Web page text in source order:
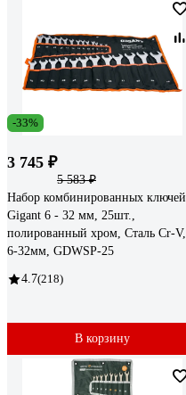
-33%
3 745 ₽
5 583 ₽
Набор комбинированных ключей
Gigant 6 - 32 мм, 25шт.,
полированный хром, Сталь Cr-V,
6-32мм, GDWSP-25
4.7(218)
В корзину